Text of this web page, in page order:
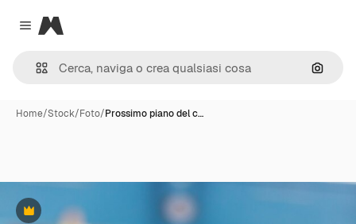
Close menu
Magnific
Cerca
Home/Stock/Foto/Prossimo piano del c…
Premium